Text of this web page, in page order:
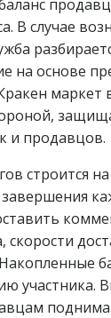
В случае
на основе
маркет
и продавцов.
строится
скорости
участника.